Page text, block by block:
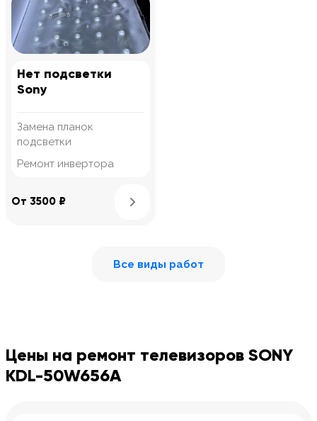
Нет подсветки
Sony
Замена планок
подсветки
Ремонт инвертора
От 3500 ₽
Все виды работ
Цены на ремонт телевизоров SONY
KDL-50W656A